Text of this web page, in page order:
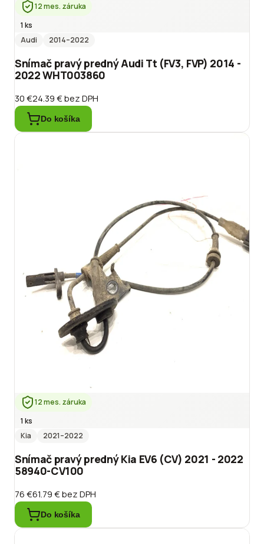
12 mes. záruka
1 ks
Audi
2014–2022
Snímač pravý predný Audi Tt (FV3, FVP) 2014 -
2022 WHT003860
30 €24.39 €bez DPH
Do košíka
12 mes. záruka
1 ks
Kia
2021–2022
Snímač pravý predný Kia EV6 (CV) 2021 - 2022
58940-CV100
76 €61.79 €bez DPH
Do košíka